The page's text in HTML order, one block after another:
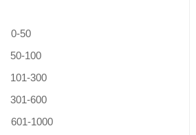
0-50
50-100
101-300
301-600
1000